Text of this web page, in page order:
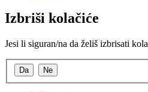
Izbriši kolačiće
Jesi li siguran/na da želiš izbrisati